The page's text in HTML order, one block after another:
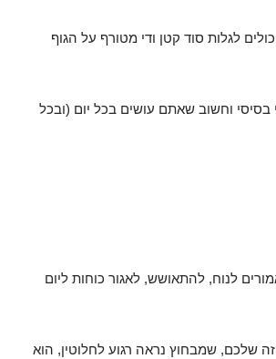
לגלות סוד קטן ודי מטורף על הגוף
וחשוב שאתם עושים בכל יום (ובכל
לנוח, להתאושש, לאגור כוחות ליום
שלכם, שמבחוץ נראה רגוע לחלוטין, הוא